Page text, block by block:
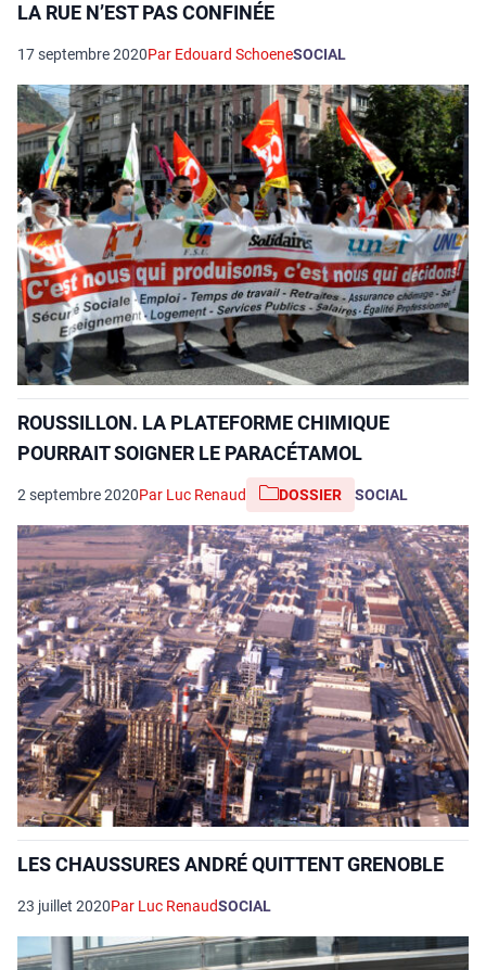
LA RUE N’EST PAS CONFINÉE
17 septembre 2020Par Edouard SchoeneSOCIAL
ROUSSILLON. LA PLATEFORME CHIMIQUE
POURRAIT SOIGNER LE PARACÉTAMOL
2 septembre 2020Par Luc Renaud DOSSIER SOCIAL
LES CHAUSSURES ANDRÉ QUITTENT GRENOBLE
23 juillet 2020Par Luc RenaudSOCIAL